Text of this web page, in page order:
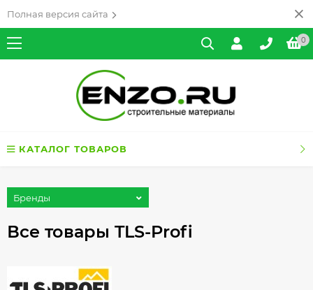
Полная версия сайта
0
КАТАЛОГ ТОВАРОВ
Бренды
Все товары TLS-Profi